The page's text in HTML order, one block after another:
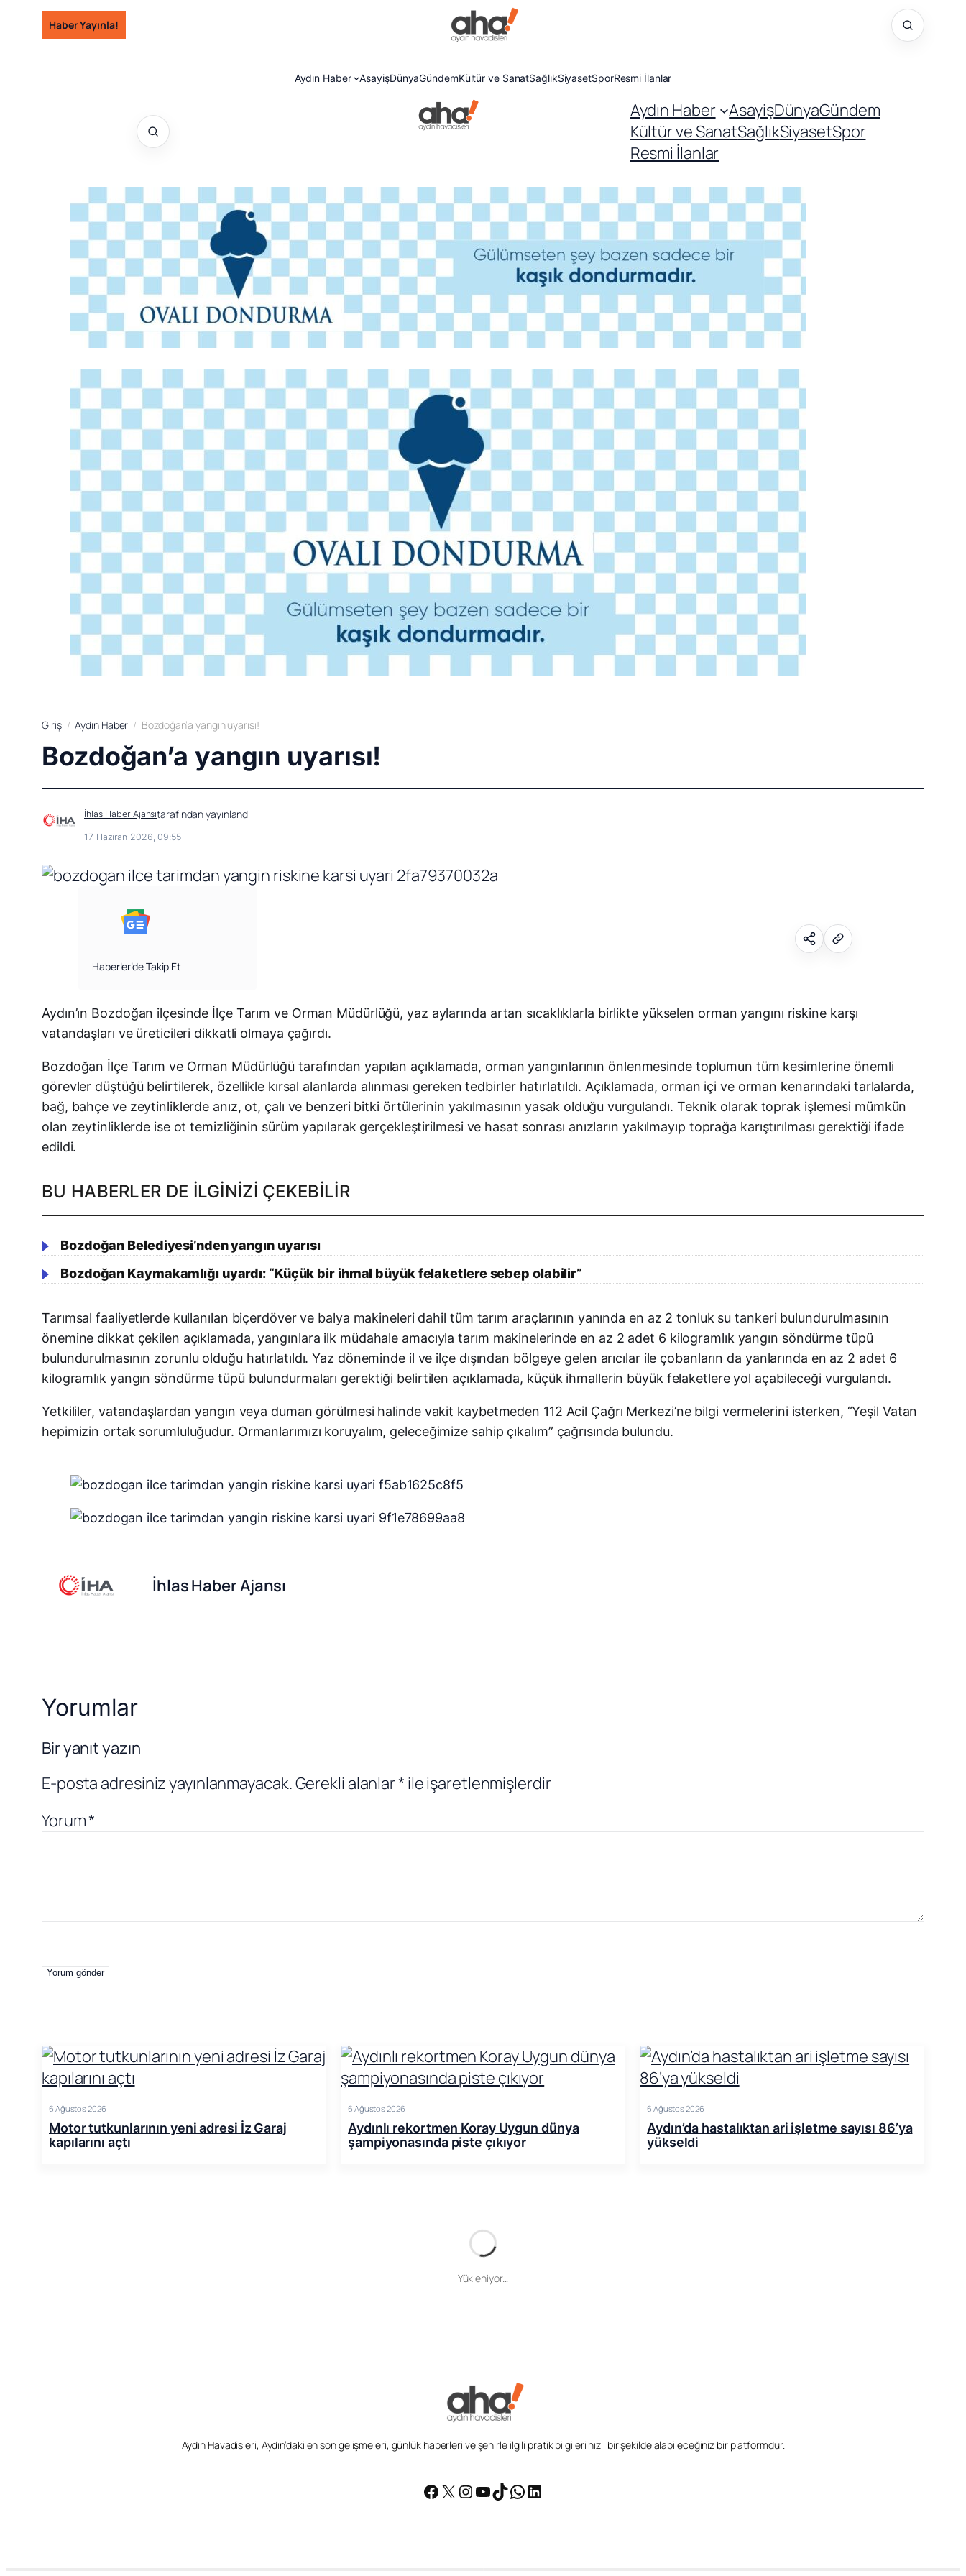
İçeriğeHaber Yayınla!
Aydın Haber AsayişDünyaGündemKültür ve SanatSağlıkSiyasetSporResmi İlanlar
Aydın Haber AsayişDünyaGündem
Kültür ve SanatSağlıkSiyasetSpor
Resmi İlanlar
Giriş Aydın Haber Bozdoğan’a yangın uyarısı!
Bozdoğan’a yangın uyarısı!
İhlas Haber Ajansıtarafından yayınlandı
17 Haziran 2026, 09:55
Haberler’de Takip Et
Facebook
WhatsApp
Aydın’ın Bozdoğan ilçesinde İlçe Tarım ve Orman Müdürlüğü, yaz aylarında artan sıcaklıklarla birlikte yükselen orman yangını riskine karşı
vatandaşları ve üreticileri dikkatli olmaya çağırdı.
Bozdoğan İlçe Tarım ve Orman Müdürlüğü tarafından yapılan açıklamada, orman yangınlarının önlenmesinde toplumun tüm kesimlerine önemli
görevler düştüğü belirtilerek, özellikle kırsal alanlarda alınması gereken tedbirler hatırlatıldı. Açıklamada, orman içi ve orman kenarındaki tarlalarda,
bağ, bahçe ve zeytinliklerde anız, ot, çalı ve benzeri bitki örtülerinin yakılmasının yasak olduğu vurgulandı. Teknik olarak toprak işlemesi mümkün
olan zeytinliklerde ise ot temizliğinin sürüm yapılarak gerçekleştirilmesi ve hasat sonrası anızların yakılmayıp toprağa karıştırılması gerektiği ifade
edildi.
BU HABERLER DE İLGINIZI ÇEKEBILIR
Bozdoğan Belediyesi’nden yangın uyarısı
Bozdoğan Kaymakamlığı uyardı: “Küçük bir ihmal büyük felaketlere sebep olabilir”
Tarımsal faaliyetlerde kullanılan biçerdöver ve balya makineleri dahil tüm tarım araçlarının yanında en az 2 tonluk su tankeri bulundurulmasının
önemine dikkat çekilen açıklamada, yangınlara ilk müdahale amacıyla tarım makinelerinde en az 2 adet 6 kilogramlık yangın söndürme tüpü
bulundurulmasının zorunlu olduğu hatırlatıldı. Yaz döneminde il ve ilçe dışından bölgeye gelen arıcılar ile çobanların da yanlarında en az 2 adet 6
kilogramlık yangın söndürme tüpü bulundurmaları gerektiği belirtilen açıklamada, küçük ihmallerin büyük felaketlere yol açabileceği vurgulandı.
Yetkililer, vatandaşlardan yangın veya duman görülmesi halinde vakit kaybetmeden 112 Acil Çağrı Merkezi’ne bilgi vermelerini isterken, “Yeşil Vatan
hepimizin ortak sorumluluğudur. Ormanlarımızı koruyalım, geleceğimize sahip çıkalım” çağrısında bulundu.
İhlas Haber Ajansı
Yorumlar
Bir yanıt yazın
E-posta adresiniz yayınlanmayacak.Gerekli alanlar* ile işaretlenmişlerdir
Yorum*
6 Ağustos 2026
Motor tutkunlarının yeni adresi İz Garaj
kapılarını açtı
6 Ağustos 2026
Aydınlı rekortmen Koray Uygun dünya
şampiyonasında piste çıkıyor
6 Ağustos 2026
Aydın’da hastalıktan ari işletme sayısı 86’ya
yükseldi